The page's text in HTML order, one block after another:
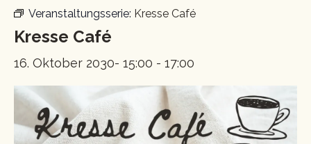
Veranstaltungsserie: Kresse Café
Kresse Café
16. Oktober 2030- 15:00 - 17:00